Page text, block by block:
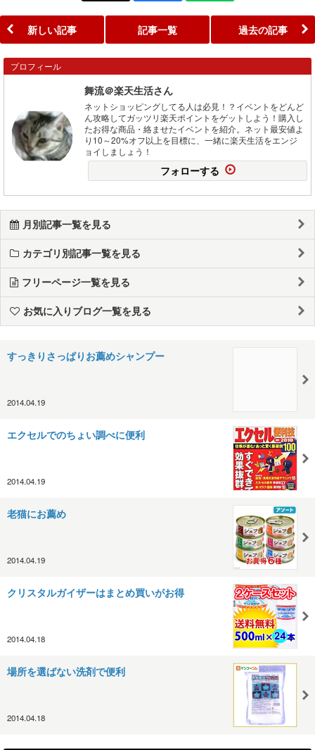
新しい記事 記事一覧 過去の記事
プロフィール
舞流＠楽天生活さん
ネットショッピングしてる人は必見！？イベントをどんど
ん攻略してガッツリ楽天ポイントをゲットしよう！購入し
たお得な商品・絡ませたイベントを紹介。ネット最安値よ
り10～20%オフ以上を目標に、一緒に楽天生活をエンジ
ョイしましょう！
フォローする
月別記事一覧を見る
カテゴリ別記事一覧を見る
フリーページ一覧を見る
お気に入りブログ一覧を見る
すっきりさっぱりお薦めシャンプー
2014.04.19
エクセルでのちょい調べに便利
2014.04.19
老猫にお薦め
2014.04.19
クリスタルガイザーはまとめ買いがお得
2014.04.18
場所を選ばない洗剤で便利
2014.04.18